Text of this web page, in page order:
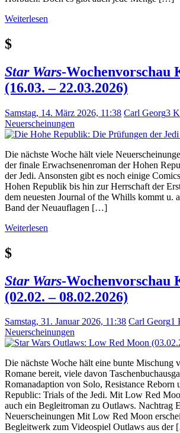
Weiterlesen
$
Star Wars-Wochenvorschau
(16.03. – 22.03.2026)
Samstag, 14. März 2026, 11:38 Carl Georg3
Neuerscheinungen
Die nächste Woche hält viele
der finale Erwachsenenroman der Hohen
der Jedi. Ansonsten gibt es noch einige
Hohen Republik bis hin zur Herrschaft der
dem neuesten Journal of the Whills kommt u.
Band der Neuauflagen […]
Weiterlesen
$
Star Wars-Wochenvorschau
(02.02. – 08.02.2026)
Samstag, 31. Januar 2026, 11:38 Carl Georg1
Neuerscheinungen
Die nächste Woche hält eine bunte Mischung
Romane bereit, viele davon
Romanadaption von Solo, Resistance Reborn
Republic: Trials of the Jedi. Mit Low Red
auch ein Begleitroman zu Outlaws. Nachtrag
Neuerscheinungen Mit Low Red Moon
Begleitwerk zum Videospiel Outlaws aus